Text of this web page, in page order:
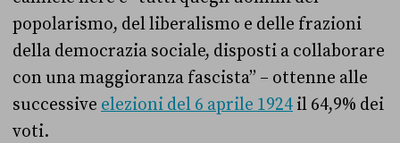
popolarismo, del liberalismo e delle frazioni
della democrazia sociale, disposti a collaborare
con una maggioranza fascista” – ottenne alle
successive elezioni del 6 aprile 1924 il 64,9% dei
voti.